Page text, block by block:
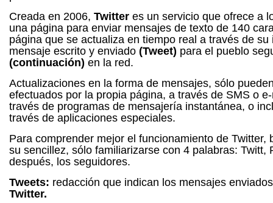
Creada en 2006, Twitter es un servicio que ofrece a
una página para enviar mensajes de texto de 140
página que se actualiza en tiempo real a través de su
mensaje escrito y enviado (Tweet) para el pueblo
(continuación) en la red.
Actualizaciones en la forma de mensajes, sólo
efectuados por la propia página, a través de SMS o
través de programas de mensajería instantánea, o
través de aplicaciones especiales.
Para comprender mejor el funcionamiento de Twitter,
su sencillez, sólo familiarizarse con 4 palabras: Twitt,
después, los seguidores.
Tweets: redacción que indican los mensajes
Twitter.